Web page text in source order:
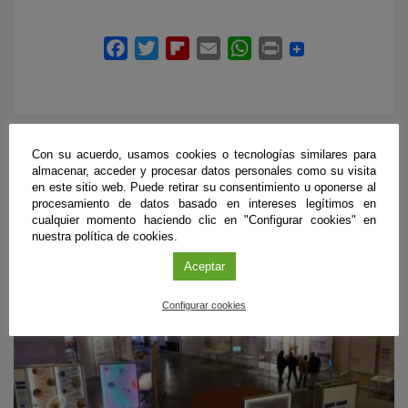
PRÓXIMOS EVENTOS
Con su acuerdo, usamos cookies o tecnologías similares para
almacenar, acceder y procesar datos personales como su visita
en este sitio web. Puede retirar su consentimiento u oponerse al
procesamiento de datos basado en intereses legítimos en
cualquier momento haciendo clic en "Configurar cookies" en
nuestra política de cookies.
Aceptar
Configurar cookies